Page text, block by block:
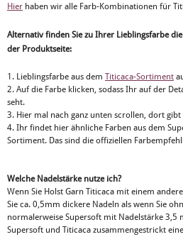
Hier haben wir alle Farb-Kombinationen für
Alternativ finden Sie zu Ihrer Lieblingsfarbe
der Produktseite:
1. Lieblingsfarbe aus dem Titicaca-Sortiment
2. Auf die Farbe klicken, sodass Ihr auf der
seht.
3. Hier mal nach ganz unten scrollen, dort gibt
4. Ihr findet hier ähnliche Farben aus dem
Sortiment. Das sind die offiziellen
Welche Nadelstärke nutze ich?
Wenn Sie Holst Garn Titicaca mit einem
Sie ca. 0,5mm dickere Nadeln als wenn Sie
normalerweise Supersoft mit Nadelstärke 3,5
Supersoft und Titicaca zusammengestrickt